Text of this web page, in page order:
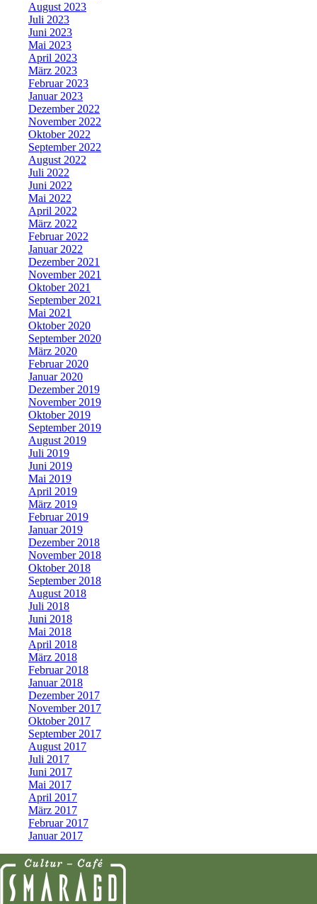
August 2023
Juli 2023
Juni 2023
Mai 2023
April 2023
März 2023
Februar 2023
Januar 2023
Dezember 2022
November 2022
Oktober 2022
September 2022
August 2022
Juli 2022
Juni 2022
Mai 2022
April 2022
März 2022
Februar 2022
Januar 2022
Dezember 2021
November 2021
Oktober 2021
September 2021
Mai 2021
Oktober 2020
September 2020
März 2020
Februar 2020
Januar 2020
Dezember 2019
November 2019
Oktober 2019
September 2019
August 2019
Juli 2019
Juni 2019
Mai 2019
April 2019
März 2019
Februar 2019
Januar 2019
Dezember 2018
November 2018
Oktober 2018
September 2018
August 2018
Juli 2018
Juni 2018
Mai 2018
April 2018
März 2018
Februar 2018
Januar 2018
Dezember 2017
November 2017
Oktober 2017
September 2017
August 2017
Juli 2017
Juni 2017
Mai 2017
April 2017
März 2017
Februar 2017
Januar 2017